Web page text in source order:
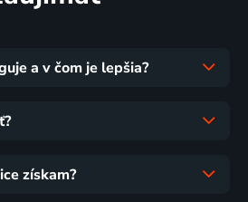
a v čom je lepšia?
získam?